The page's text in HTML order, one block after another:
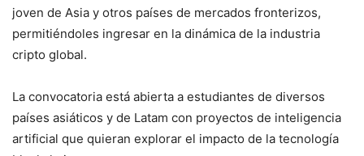
joven de Asia y otros países de mercados fronterizos,
permitiéndoles ingresar en la dinámica de la industria
cripto global.
La convocatoria está abierta a estudiantes de diversos
países asiáticos y de Latam con proyectos de inteligencia
artificial que quieran explorar el impacto de la tecnología